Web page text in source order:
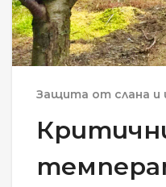
Защита от слана и